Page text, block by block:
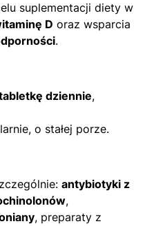
suplementacji diety w
D oraz wsparcia
.
dziennie,
o stałej porze.
antybiotyki z
,
, preparaty z